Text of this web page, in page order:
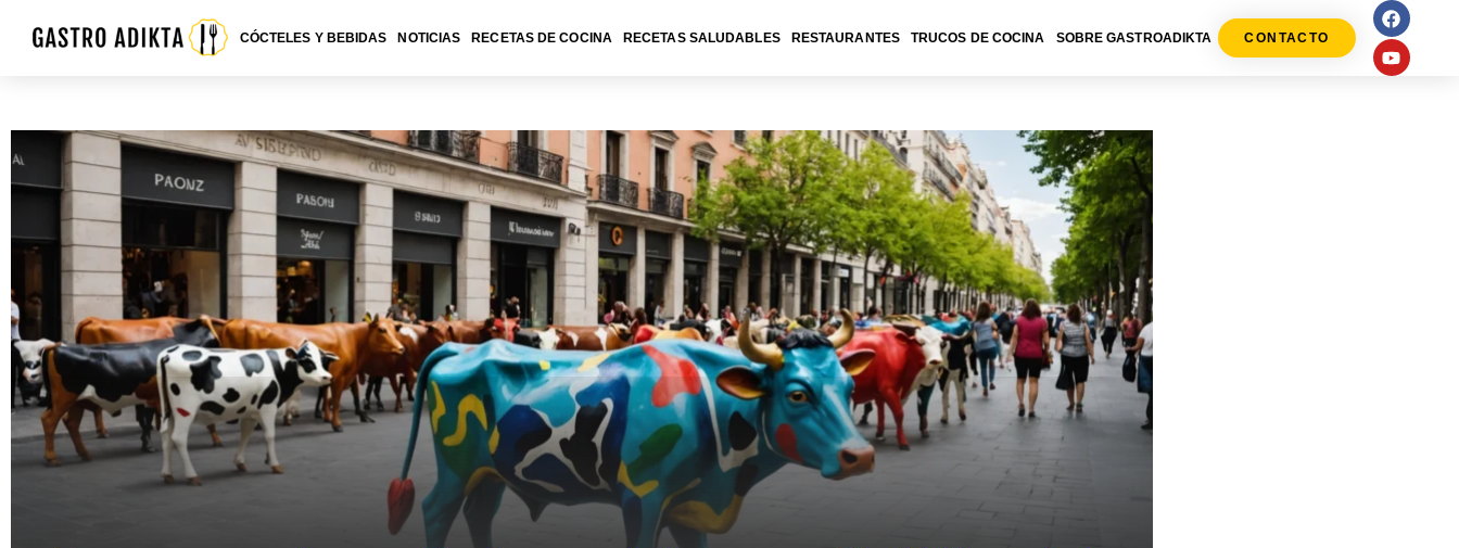
CÓCTELES Y BEBIDAS NOTICIAS RECETAS DE COCINA RECETAS SALUDABLES RESTAURANTES TRUCOS DE COCINA SOBRE GASTROADIKTA CONTACTO